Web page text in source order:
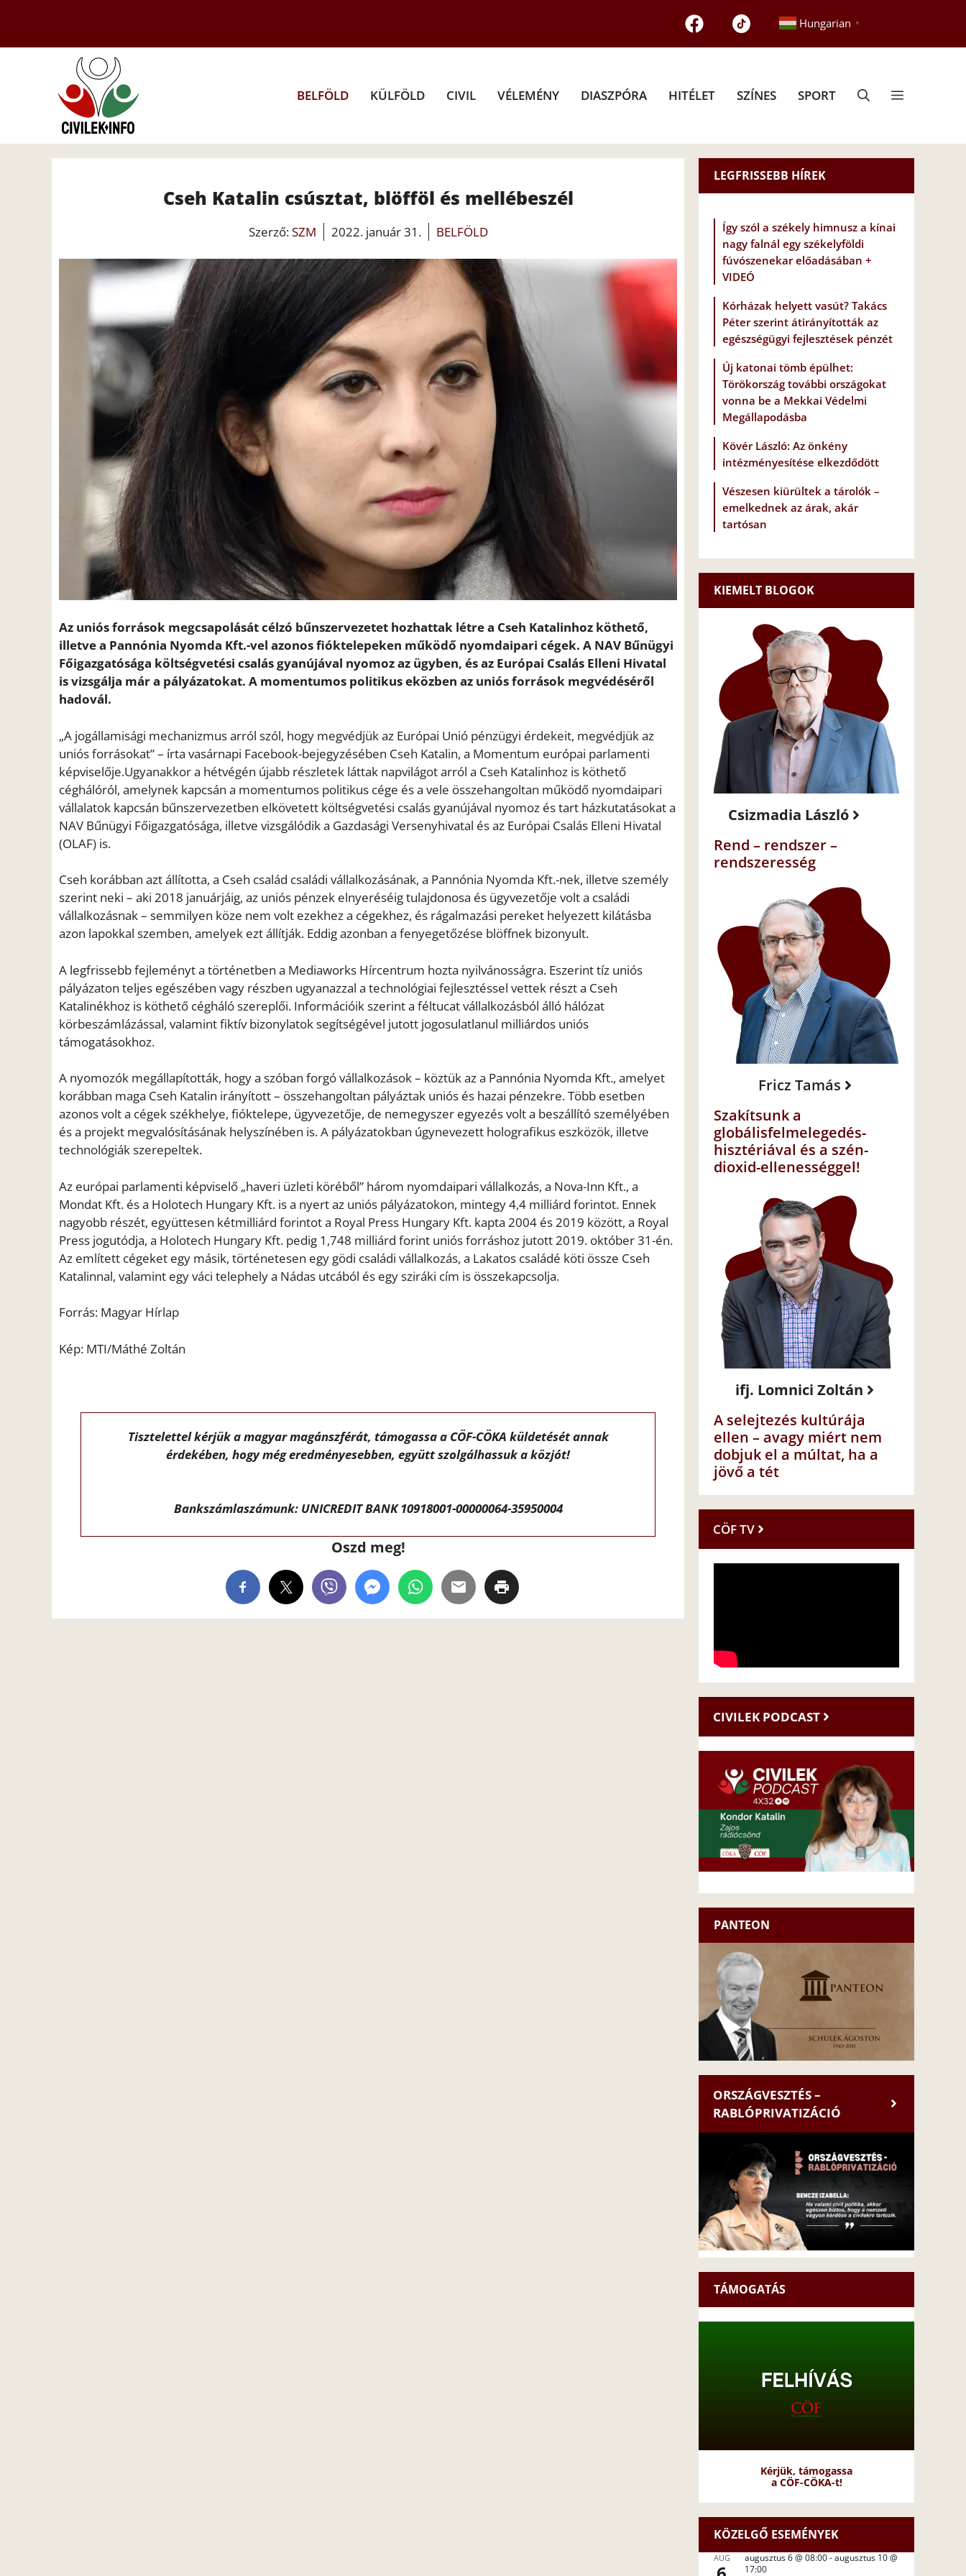
tartalomba
Hungarian ▼
BELFÖLD KÜLFÖLD CIVIL VÉLEMÉNY DIASZPÓRA HITÉLET SZÍNES SPORT
Cseh Katalin csúsztat, blöfföl és mellébeszél
Szerző:SZM 2022. január 31. BELFÖLD
Az uniós források megcsapolását célzó bűnszervezetet hozhattak létre a Cseh Katalinhoz köthető,
illetve a Pannónia Nyomda Kft.-vel azonos fióktelepeken működő nyomdaipari cégek. A NAV Bűnügyi
Főigazgatósága költségvetési csalás gyanújával nyomoz az ügyben, és az Európai Csalás Elleni Hivatal
is vizsgálja már a pályázatokat. A momentumos politikus eközben az uniós források megvédéséről
hadovál.
„A jogállamisági mechanizmus arról szól, hogy megvédjük az Európai Unió pénzügyi érdekeit, megvédjük az
uniós forrásokat” – írta vasárnapi Facebook-bejegyzésében Cseh Katalin, a Momentum európai parlamenti
képviselője.Ugyanakkor a hétvégén újabb részletek láttak napvilágot arról a Cseh Katalinhoz is köthető
céghálóról, amelynek kapcsán a momentumos politikus cége és a vele összehangoltan működő nyomdaipari
vállalatok kapcsán bűnszervezetben elkövetett költségvetési csalás gyanújával nyomoz és tart házkutatásokat a
NAV Bűnügyi Főigazgatósága, illetve vizsgálódik a Gazdasági Versenyhivatal és az Európai Csalás Elleni Hivatal
(OLAF) is.
Cseh korábban azt állította, a Cseh család családi vállalkozásának, a Pannónia Nyomda Kft.-nek, illetve személy
szerint neki – aki 2018 januárjáig, az uniós pénzek elnyeréséig tulajdonosa és ügyvezetője volt a családi
vállalkozásnak – semmilyen köze nem volt ezekhez a cégekhez, és rágalmazási pereket helyezett kilátásba
azon lapokkal szemben, amelyek ezt állítják. Eddig azonban a fenyegetőzése blöffnek bizonyult.
A legfrissebb fejleményt a történetben a Mediaworks Hírcentrum hozta nyilvánosságra. Eszerint tíz uniós
pályázaton teljes egészében vagy részben ugyanazzal a technológiai fejlesztéssel vettek részt a Cseh
Katalinékhoz is köthető cégháló szereplői. Információik szerint a féltucat vállalkozásból álló hálózat
körbeszámlázással, valamint fiktív bizonylatok segítségével jutott jogosulatlanul milliárdos uniós
támogatásokhoz.
A nyomozók megállapították, hogy a szóban forgó vállalkozások – köztük az a Pannónia Nyomda Kft., amelyet
korábban maga Cseh Katalin irányított – összehangoltan pályáztak uniós és hazai pénzekre. Több esetben
azonos volt a cégek székhelye, fióktelepe, ügyvezetője, de nemegyszer egyezés volt a beszállító személyében
és a projekt megvalósításának helyszínében is. A pályázatokban úgynevezett holografikus eszközök, illetve
technológiák szerepeltek.
Az európai parlamenti képviselő „haveri üzleti köréből” három nyomdaipari vállalkozás, a Nova-Inn Kft., a
Mondat Kft. és a Holotech Hungary Kft. is a nyert az uniós pályázatokon, mintegy 4,4 milliárd forintot. Ennek
nagyobb részét, együttesen kétmilliárd forintot a Royal Press Hungary Kft. kapta 2004 és 2019 között, a Royal
Press jogutódja, a Holotech Hungary Kft. pedig 1,748 milliárd forint uniós forráshoz jutott 2019. október 31-én.
Az említett cégeket egy másik, történetesen egy gödi családi vállalkozás, a Lakatos családé köti össze Cseh
Katalinnal, valamint egy váci telephely a Nádas utcából és egy sziráki cím is összekapcsolja.
Forrás: Magyar Hírlap
Kép: MTI/Máthé Zoltán
Tisztelettel kérjük a magyar magánszférát, támogassa a CÖF-CÖKA küldetését annak
érdekében, hogy még eredményesebben, együtt szolgálhassuk a közjót!
Bankszámlaszámunk: UNICREDIT BANK 10918001-00000064-35950004
Oszd meg!
LEGFRISSEBB HÍREK
Így szól a székely himnusz a kínai
nagy falnál egy székelyföldi
fúvószenekar előadásában +
VIDEÓ
Kórházak helyett vasút? Takács
Péter szerint átirányították az
egészségügyi fejlesztések pénzét
Új katonai tömb épülhet:
Törökország további országokat
vonna be a Mekkai Védelmi
Megállapodásba
Kövér László: Az önkény
intézményesítése elkezdődött
Vészesen kiürültek a tárolók –
emelkednek az árak, akár
tartósan
KIEMELT BLOGOK
Csizmadia László
Rend – rendszer –
rendszeresség
Fricz Tamás
Szakítsunk a
globálisfelmelegedés-
hisztériával és a szén-
dioxid-ellenességgel!
ifj. Lomnici Zoltán
A selejtezés kultúrája
ellen – avagy miért nem
dobjuk el a múltat, ha a
jövő a tét
CÖF TV
CIVILEK PODCAST
PANTEON
ORSZÁGVESZTÉS –
RABLÓPRIVATIZÁCIÓ
TÁMOGATÁS
Kérjük, támogassa
a CÖF-CÖKA-t!
KÖZELGŐ ESEMÉNYEK
AUG augusztus 6 @ 08:00-augusztus 10 @
17:00